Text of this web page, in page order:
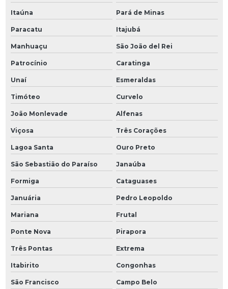
Itaúna Pará de Minas
Paracatu Itajubá
Manhuaçu São João del Rei
Patrocínio Caratinga
Unaí Esmeraldas
Timóteo Curvelo
João Monlevade Alfenas
Viçosa Três Corações
Lagoa Santa Ouro Preto
São Sebastião do Paraíso Janaúba
Formiga Cataguases
Januária Pedro Leopoldo
Mariana Frutal
Ponte Nova Pirapora
Três Pontas Extrema
Itabirito Congonhas
São Francisco Campo Belo